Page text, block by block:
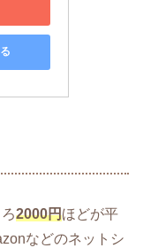
2000円ほどが平
などのネットシ